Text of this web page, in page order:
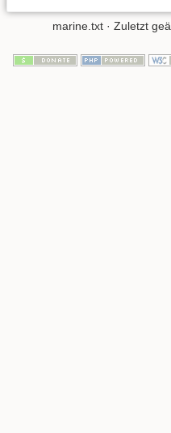
marine.txt · Zuletzt